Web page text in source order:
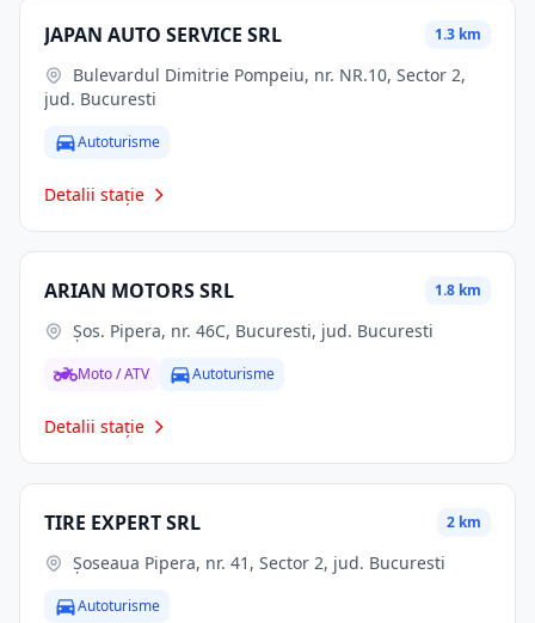
JAPAN AUTO SERVICE SRL 1.3 km
jud. Bucuresti
Autoturisme
Detalii stație
ARIAN MOTORS SRL 1.8 km
Şos. Pipera, nr. 46C, Bucuresti, jud. Bucuresti
Moto / ATV Autoturisme
Detalii stație
TIRE EXPERT SRL 2 km
Șoseaua Pipera, nr. 41, Sector 2, jud. Bucuresti
Autoturisme